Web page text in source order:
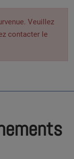
Veuillez
contacter le